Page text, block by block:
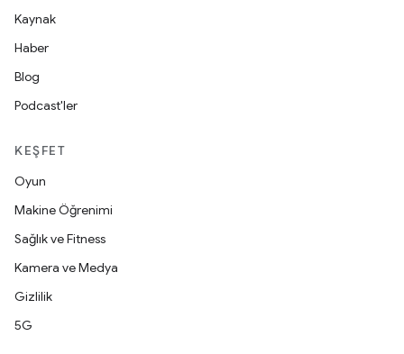
Kaynak
Haber
Blog
Podcast'ler
KEŞFET
Oyun
Makine Öğrenimi
Sağlık ve Fitness
Kamera ve Medya
Gizlilik
5G